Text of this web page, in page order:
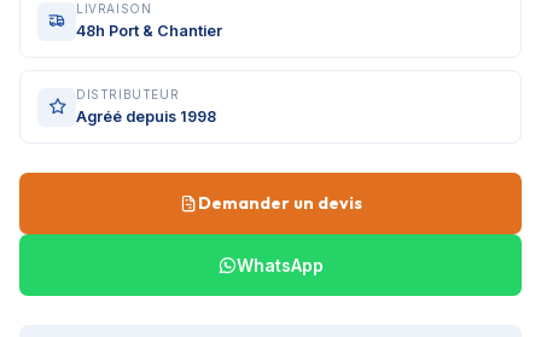
LIVRAISON
48h Port & Chantier
DISTRIBUTEUR
Agréé depuis 1998
Demander un devis
WhatsApp